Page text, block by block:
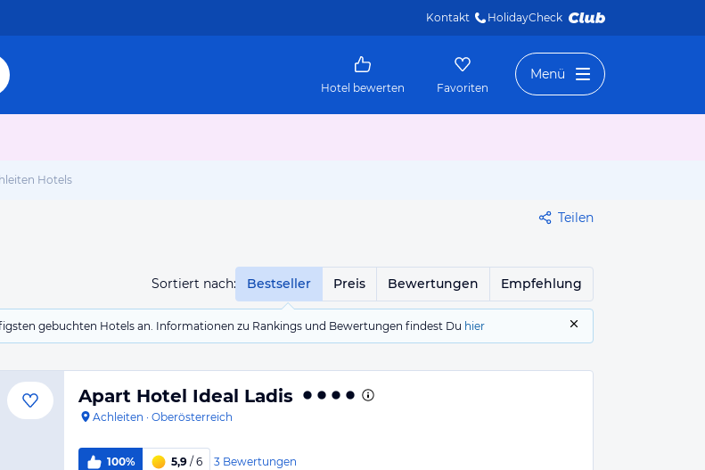
Kontakt HolidayCheck
Hotel bewerten Favoriten
Menü
Hotels
Teilen
Sortiert nach: Bestseller Preis Bewertungen Empfehlung
gebuchten Hotels an. Informationen zu Rankings und Bewertungen findest Du hier
Apart Hotel Ideal Ladis
Achleiten · Oberösterreich
100% 5,9 / 6 3 Bewertungen